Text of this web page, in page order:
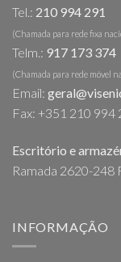
Tel.: 210 994 291
(Chamada para rede fixa
Telm.: 917 173 374
(Chamada para rede móvel
Email:
Fax: +351 210 994
Escritório e
Ramada 2620-248
INFORMAÇÃO